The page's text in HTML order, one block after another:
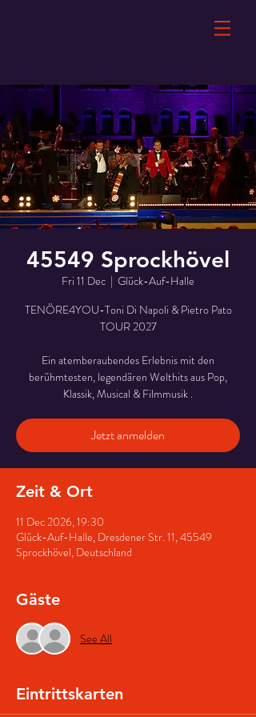
45549 Sprockhövel
Fri 11 Dec
  |
Glück-Auf-Halle
TENÖRE4YOU-Toni Di Napoli & Pietro Pato
TOUR 2027
Ein atemberaubendes Erlebnis mit den
berühmtesten, legendären Welthits aus Pop,
Klassik, Musical & Filmmusik .
Jetzt anmelden
Zeit & Ort
11 Dec 2026, 19:30
Glück-Auf-Halle, Dresdener Str. 11, 45549
Sprockhövel, Deutschland
Gäste
See All
Eintrittskarten